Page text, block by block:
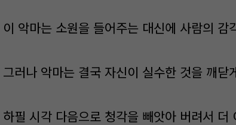
이 악마는 소원을 들어주는 대신에 사람의
그러나 악마는 결국 자신이 실수한 것을 깨닫
하필 시각 다음으로 청각을 빼앗아 버려서